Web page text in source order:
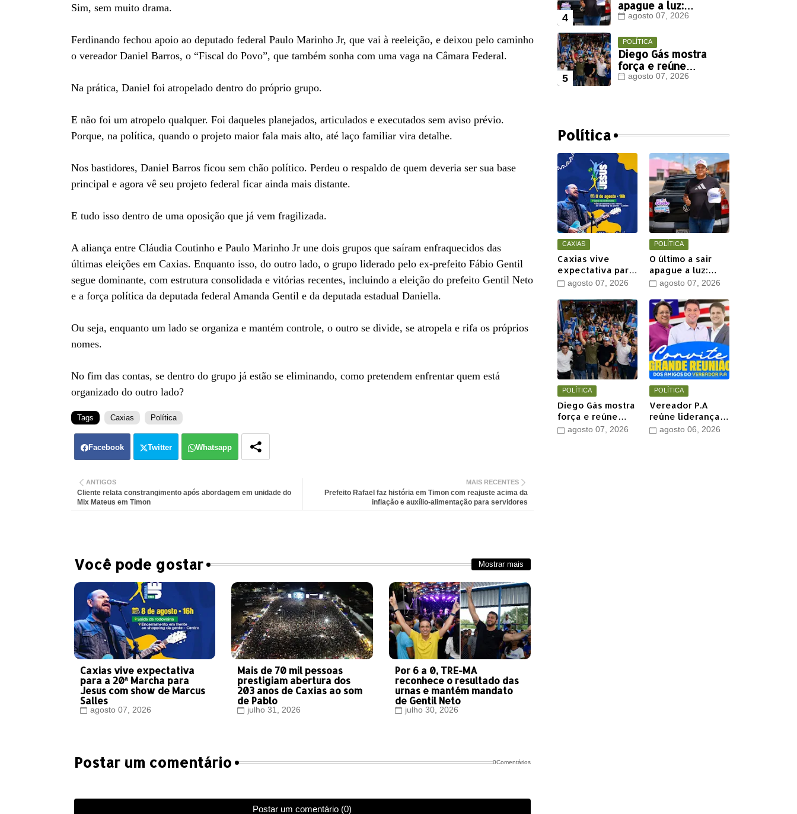
Sim, sem muito drama.
Ferdinando fechou apoio ao deputado federal Paulo Marinho Jr, que vai à reeleição, e deixou pelo caminho
o vereador Daniel Barros, o “Fiscal do Povo”, que também sonha com uma vaga na Câmara Federal.
Na prática, Daniel foi atropelado dentro do próprio grupo.
E não foi um atropelo qualquer. Foi daqueles planejados, articulados e executados sem aviso prévio.
Porque, na política, quando o projeto maior fala mais alto, até laço familiar vira detalhe.
Nos bastidores, Daniel Barros ficou sem chão político. Perdeu o respaldo de quem deveria ser sua base
principal e agora vê seu projeto federal ficar ainda mais distante.
E tudo isso dentro de uma oposição que já vem fragilizada.
A aliança entre Cláudia Coutinho e Paulo Marinho Jr une dois grupos que saíram enfraquecidos das
últimas eleições em Caxias. Enquanto isso, do outro lado, o grupo liderado pelo ex-prefeito Fábio Gentil
segue dominante, com estrutura consolidada e vitórias recentes, incluindo a eleição do prefeito Gentil Neto
e a força política da deputada federal Amanda Gentil e da deputada estadual Daniella.
Ou seja, enquanto um lado se organiza e mantém controle, o outro se divide, se atropela e rifa os próprios
nomes.
No fim das contas, se dentro do grupo já estão se eliminando, como pretendem enfrentar quem está
organizado do outro lado?
Tags Caxias Política
Facebook Twitter Whatsapp
MAIS RECENTES
Prefeito Rafael faz história em Timon com reajuste acima da
inflação e auxílio-alimentação para servidores
ANTIGOS
Cliente relata constrangimento após abordagem em unidade do
Mix Mateus em Timon
Você pode gostar Mostrar mais
Caxias vive expectativa
para a 20ª Marcha para
Jesus com show de Marcus
Salles
agosto 07, 2026
Mais de 70 mil pessoas
prestigiam abertura dos
203 anos de Caxias ao som
de Pablo
julho 31, 2026
Por 6 a 0, TRE-MA
reconhece o resultado das
urnas e mantém mandato
de Gentil Neto
julho 30, 2026
Postar um comentário 0Comentários
Postar um comentário (0)
apague a luz:
Henrique Jr. perde
Timon
agosto 07, 2026
POLÍTICA
Diego Gás mostra
força e reúne
multidão para
agosto 07, 2026
Política
CAXIAS
Caxias vive
expectativa para
a 20ª Marcha para
de Marcus Salles
agosto 07, 2026
POLÍTICA
O último a sair
apague a luz:
Henrique Jr.
aliado em Timon
agosto 07, 2026
POLÍTICA
Diego Gás mostra
força e reúne
multidão para
agosto 07, 2026
POLÍTICA
Vereador P.A
reúne lideranças
e apoiadores em
agosto 06, 2026